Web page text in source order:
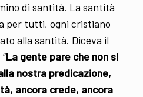
di santità. La santità
per tutti, ogni cristiano
alla santità. Diceva il
La gente pare che non si
nostra predicazione,
ancora crede, ancora